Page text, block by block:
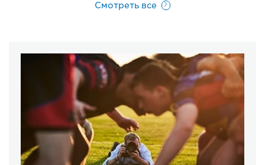
Смотреть все